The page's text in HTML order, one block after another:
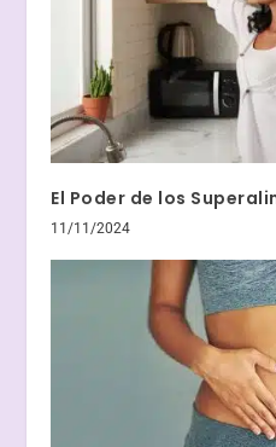
El Poder de los
11/11/2024